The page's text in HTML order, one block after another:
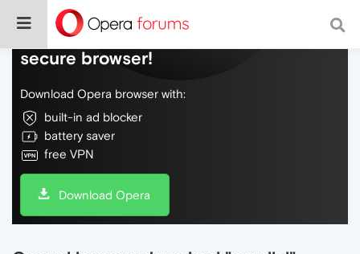
Do more on the web, with a fast and
secure browser!
Download Opera browser with:
built-in ad blocker
battery saver
free VPN
Download Opera